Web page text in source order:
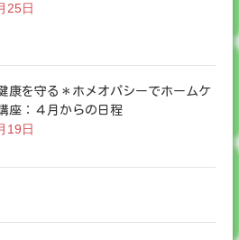
25日
康を守る＊ホメオパシーでホームケ
座：４月からの日程
19日